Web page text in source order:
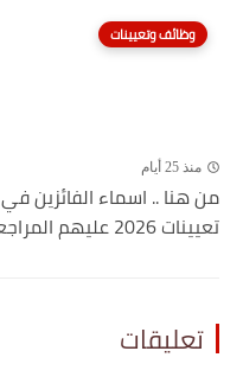
وظائف وتعيينات
منذ 25 أيام
من هنا .. اسماء الفائزين في
تعيينات 2026 عليهم المراجعة
تعليقات